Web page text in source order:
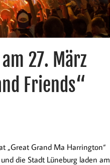
27. März
Friends“
„Great Grand Ma Harrington“
die Stadt Lüneburg laden am